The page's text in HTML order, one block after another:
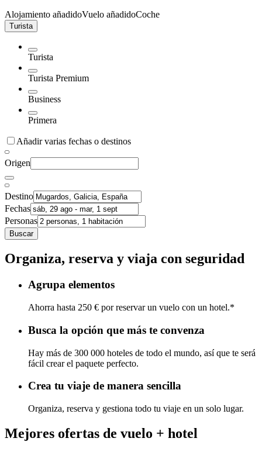
Alojamiento añadidoVuelo añadidoCoche
Turista
Turista
Turista Premium
Business
Primera
Añadir varias fechas o destinos
Origen
Destino
Fechas
Personas
Buscar
Organiza, reserva y viaja con seguridad
Agrupa elementos
Ahorra hasta 250 € por reservar un vuelo con un hotel.*
Busca la opción que más te convenza
Hay más de 300 000 hoteles de todo el mundo, así que te será
fácil crear el paquete perfecto.
Crea tu viaje de manera sencilla
Organiza, reserva y gestiona todo tu viaje en un solo lugar.
Mejores ofertas de vuelo + hotel